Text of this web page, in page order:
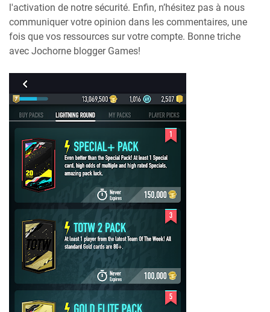
l'activation de notre sécurité. Enfin, n’hésitez pas à nous
communiquer votre opinion dans les commentaires, une
fois que vos ressources sur votre compte. Bonne triche
avec Jochorne blogger Games!